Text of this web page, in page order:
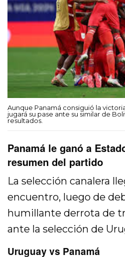
Aunque Panamá consiguió la
jugará su pase ante su similar de
resultados.
Panamá le ganó a
resumen del partido
La selección canalera
encuentro, luego de
humillante derrota de
ante la selección de
Uruguay vs Panamá